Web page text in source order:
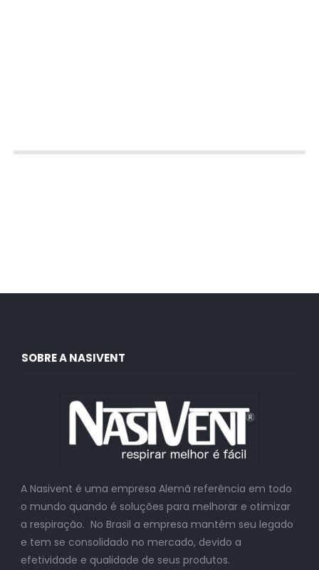
SOBRE A NASIVENT
A Nasivent é uma empresa Alemã referência em todo
o mundo quando é soluções para melhorar e otimizar
a respiração. No Brasil a empresa mantém seu legado
e tem se consolidado no mercado, devido a
efetividade e qualidade de seus produtos.